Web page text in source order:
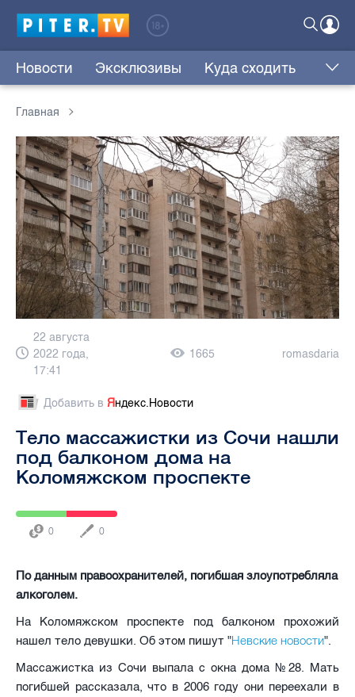
Новости Эксклюзивы Куда сходить
Главная
22 августа
2022 года,
17:41
1665 romasdaria
Добавить в Яндекс.Новости
Тело массажистки из Сочи нашли
под балконом дома на
Коломяжском проспекте
0 0
По данным правоохранителей, погибшая злоупотребляла
алкоголем.
На Коломяжском проспекте под балконом прохожий
нашел тело девушки. Об этом пишут "Невские новости".
Массажистка из Сочи выпала с окна дома №28. Мать
погибшей рассказала, что в 2006 году они переехали в